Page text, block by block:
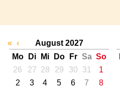
« ‹
August 2027
Mo
Di Mi Do Fr Sa So
26
27 28 29 30 31
1
2
3 4 5 6 7
8